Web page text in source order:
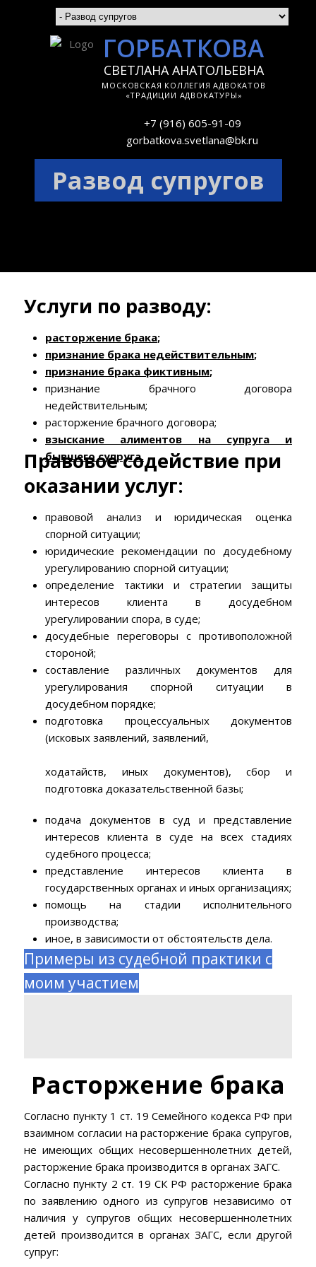
ГОРБАТКОВА
СВЕТЛАНА АНАТОЛЬЕВНА
МОСКОВСКАЯ КОЛЛЕГИЯ АДВОКАТОВ
«ТРАДИЦИИ АДВОКАТУРЫ»
+7 (916) 605-91-09
gorbatkova.svetlana@bk.ru
Развод супругов
Услуги по разводу:
расторжение брака;
признание брака недействительным;
признание брака фиктивным;
признание брачного договора
недействительным;
расторжение брачного договора;
взыскание алиментов на супруга и
бывшего супруга.
Правовое содействие при
оказании услуг:
правовой анализ и юридическая оценка
спорной ситуации;
юридические рекомендации по досудебному
урегулированию спорной ситуации;
определение тактики и стратегии защиты
интересов клиента в досудебном
урегулировании спора, в суде;
досудебные переговоры с противоположной
стороной;
составление различных документов для
урегулирования спорной ситуации в
досудебном порядке;
подготовка процессуальных документов
(исковых заявлений, заявлений,
ходатайств, иных документов), сбор и
подготовка доказательственной базы;
подача документов в суд и представление
интересов клиента в суде на всех стадиях
судебного процесса;
представление интересов клиента в
государственных органах и иных организациях;
помощь на стадии исполнительного
производства;
иное, в зависимости от обстоятельств дела.
Примеры из судебной практики с
моим участием
Расторжение брака
Согласно пункту 1 ст. 19 Семейного кодекса РФ при
взаимном согласии на расторжение брака супругов,
не имеющих общих несовершеннолетних детей,
расторжение брака производится в органах ЗАГС.
Согласно пункту 2 ст. 19 СК РФ расторжение брака
по заявлению одного из супругов независимо от
наличия у супругов общих несовершеннолетних
детей производится в органах ЗАГС, если другой
супруг: